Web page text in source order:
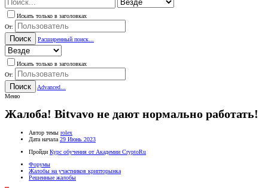
Искать только в заголовках
От:
Поиск Расширенный поиск...
Искать только в заголовках
От:
Поиск
Advanced...
Меню
Жалоба! Bitvavo не дают нормально работать!
Автор темы rolex
Дата начала 29 Июнь 2023
Пройди Курс обучения от Академии CryptoRu
Форумы
Жалобы на участников крипторынка
Решенные жалобы